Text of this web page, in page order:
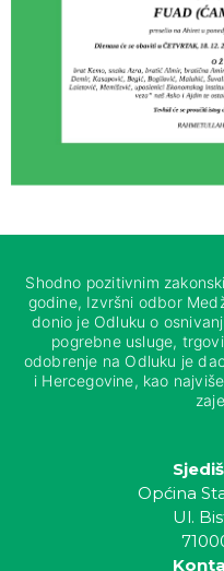
Shodno pozitivnim
godine, Izvršni odbor
donio je Odluku o
pogrebne usluge,
odobrenje na Odluku je
i Hercegovine, kao
Općina
Ul.